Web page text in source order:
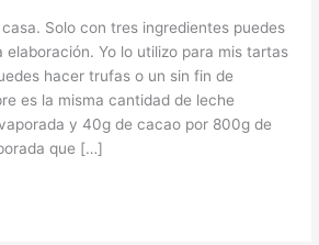
Solo con tres ingredientes puedes
elaboración. Yo lo utilizo para mis tartas
hacer trufas o un sin fin de
es la misma cantidad de leche
y 40g de cacao por 800g de
que […]